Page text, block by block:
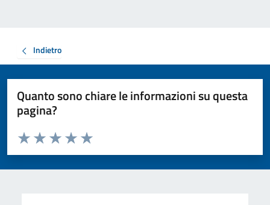
Indietro
Quanto sono chiare le informazioni su questa
pagina?
Valuta da 1 a 5 stelle la pagina
Valuta 5 stelle su 5
Valuta 4 stelle su 5
Valuta 3 stelle su 5
Valuta 2 stelle su 5
Valuta 1 stelle su 5